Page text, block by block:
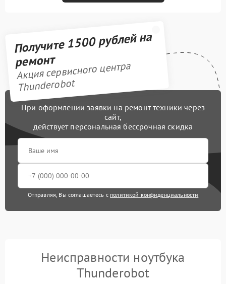
Получите 1500 рублей на
ремонт
Акция сервисного центра
Thunderobot
При оформлении заявки на ремонт техники через
сайт,
действует персональная бессрочная скидка
Отправляя, Вы соглашаетесь с политикой конфиденциальности
Неисправности ноутбука
Thunderobot